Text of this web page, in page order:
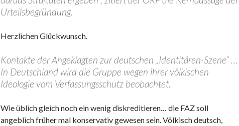
Urteilsbegründung.
Herzlichen Glückwunsch.
Kontakte der Angeklagten zur deutschen „Identitären-Szene“ …
In Deutschland wird die Gruppe wegen ihrer völkischen
Ideologie vom Verfassungsschutz beobachtet.
Wie üblich gleich noch ein wenig diskreditieren… die FAZ soll
angeblich früher mal konservativ gewesen sein. Völkisch deutsch,